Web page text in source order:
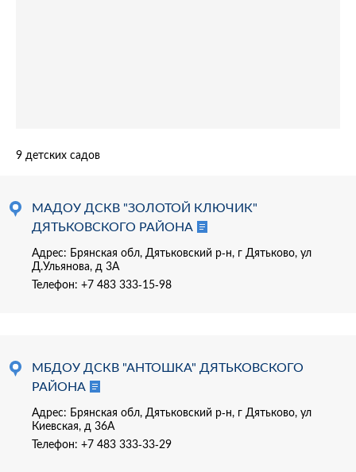
9 детских садов
МАДОУ ДСКВ "ЗОЛОТОЙ КЛЮЧИК"
ДЯТЬКОВСКОГО РАЙОНА
Адрес: Брянская обл, Дятьковский р-н, г Дятьково, ул
Д.Ульянова, д 3А
Телефон: +7 483 333-15-98
МБДОУ ДСКВ "АНТОШКА" ДЯТЬКОВСКОГО
РАЙОНА
Адрес: Брянская обл, Дятьковский р-н, г Дятьково, ул
Киевская, д 36А
Телефон: +7 483 333-33-29